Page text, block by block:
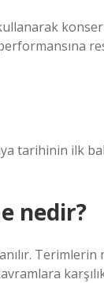
tarihinin ilk
nedir?
Terimlerin